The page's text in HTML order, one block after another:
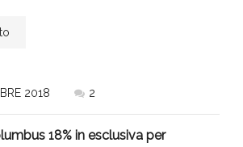
2018 2
18% in esclusiva per